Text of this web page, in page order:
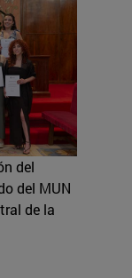
del
del MUN
de la